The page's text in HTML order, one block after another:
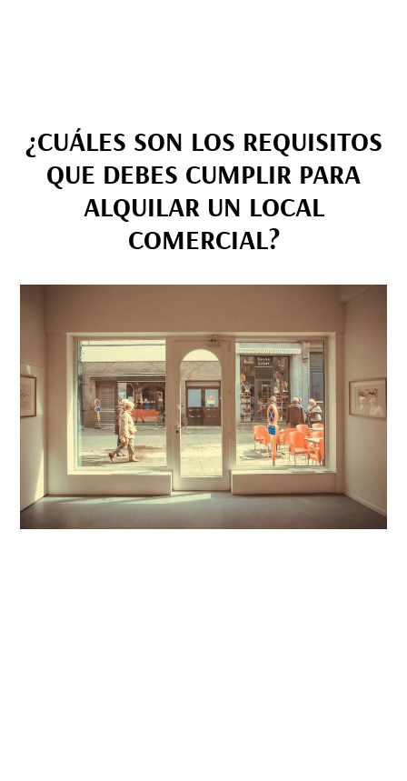
¿CUÁLES SON LOS REQUISITOS
QUE DEBES CUMPLIR PARA
ALQUILAR UN LOCAL
COMERCIAL?